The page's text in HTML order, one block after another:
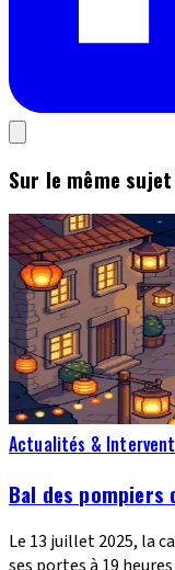
Sur le même sujet
Actualités &
Bal des
Le 13 juillet 2025, la